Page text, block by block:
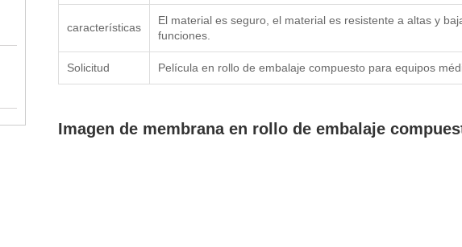
características
El material es seguro, el material es resistente a altas y
funciones.
Solicitud Película en rollo de embalaje compuesto para equipos
Imagen de membrana en rollo de embalaje